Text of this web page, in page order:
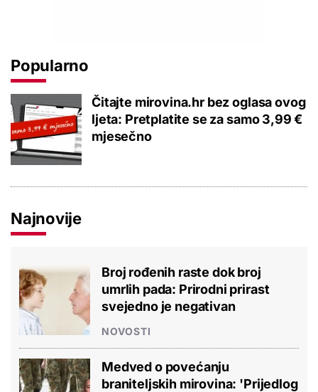
Popularno
Čitajte mirovina.hr bez oglasa ovog
ljeta: Pretplatite se za samo 3,99 €
mjesečno
Najnovije
Broj rođenih raste dok broj
umrlih pada: Prirodni prirast
svejedno je negativan
NOVOSTI
Medved o povećanju
braniteljskih mirovina: 'Prijedlog